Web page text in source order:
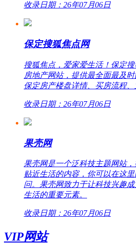
收录日期：26年07月06日
保定搜狐焦点网
搜狐焦点，爱家爱生活！保定
房地产网站，提供最全面最及
保定房产楼盘详情、买房流程
收录日期：26年07月06日
果壳网
果壳网是一个泛科技主题网站，
贴近生活的内容，你可以在这
问。果壳网致力于让科技兴趣
生活的重要元素。
收录日期：26年07月06日
VIP网站